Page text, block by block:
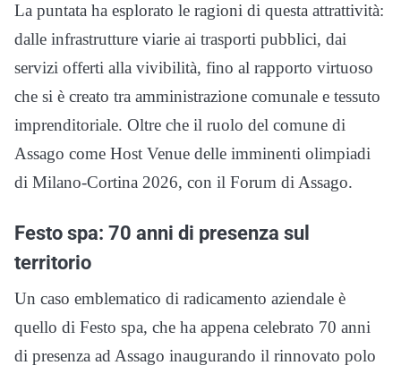
La puntata ha esplorato le ragioni di questa attrattività:
dalle infrastrutture viarie ai trasporti pubblici, dai
servizi offerti alla vivibilità, fino al rapporto virtuoso
che si è creato tra amministrazione comunale e tessuto
imprenditoriale. Oltre che il ruolo del comune di
Assago come Host Venue delle imminenti olimpiadi
di Milano-Cortina 2026, con il Forum di Assago.
Festo spa: 70 anni di presenza sul
territorio
Un caso emblematico di radicamento aziendale è
quello di Festo spa, che ha appena celebrato 70 anni
di presenza ad Assago inaugurando il rinnovato polo